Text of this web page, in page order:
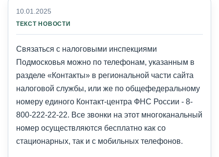
10.01.2025
ТЕКСТ НОВОСТИ
Связаться с налоговыми инспекциями
Подмосковья можно по телефонам, указанным в
разделе «Контакты» в региональной части сайта
налоговой службы, или же по общефедеральному
номеру единого Контакт-центра ФНС России - 8-
800-222-22-22. Все звонки на этот многоканальный
номер осуществляются бесплатно как со
стационарных, так и с мобильных телефонов.